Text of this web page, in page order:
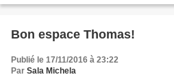
Bon espace Thomas!
Publié le 17/11/2016 à 23:22
Par Sala Michela